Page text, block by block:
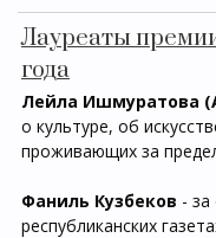
Лауреаты
года
Лейла Ишмуратова
о культуре, об
проживающих за
Фаниль Кузбеков -
республиканских